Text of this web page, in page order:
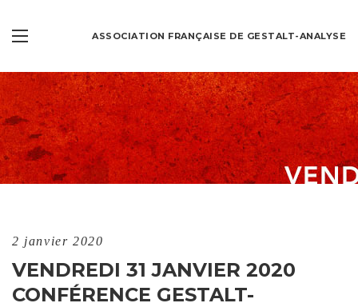
ASSOCIATION FRANÇAISE DE GESTALT-ANALYSE
2 janvier 2020
VENDREDI 31 JANVIER 2020
CONFÉRENCE GESTALT-